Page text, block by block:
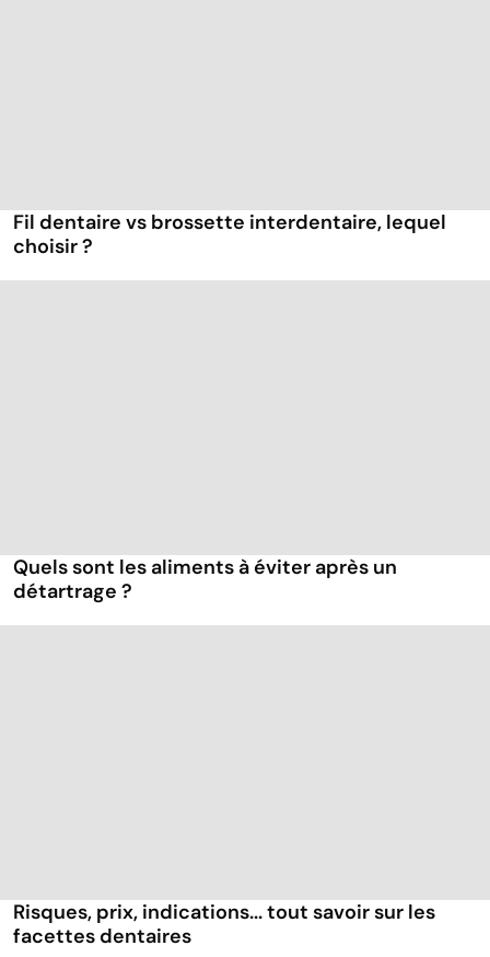
Fil dentaire vs brossette interdentaire, lequel
choisir ?
Quels sont les aliments à éviter après un
détartrage ?
Risques, prix, indications... tout savoir sur les
facettes dentaires